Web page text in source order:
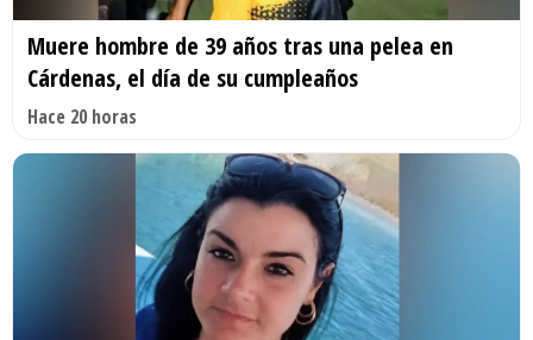
Muere hombre de 39 años tras una pelea en
Cárdenas, el día de su cumpleaños
Hace 20 horas